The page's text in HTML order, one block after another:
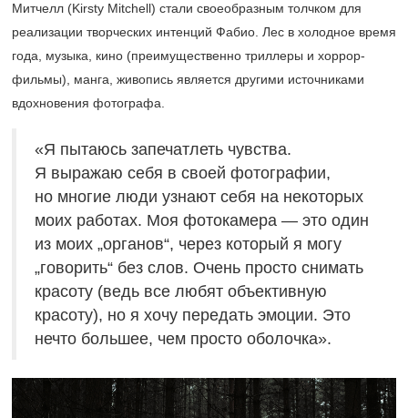
Митчелл (Kirsty Mitchell) стали своеобразным толчком для
реализации творческих интенций Фабио. Лес в холодное время
года, музыка, кино (преимущественно триллеры и хоррор-
фильмы), манга, живопись является другими источниками
вдохновения фотографа.
«Я пытаюсь запечатлеть чувства.
Я выражаю себя в своей фотографии,
но многие люди узнают себя на некоторых
моих работах. Моя фотокамера — это один
из моих „органов“, через который я могу
„говорить“ без слов. Очень просто снимать
красоту (ведь все любят объективную
красоту), но я хочу передать эмоции. Это
нечто большее, чем просто оболочка».